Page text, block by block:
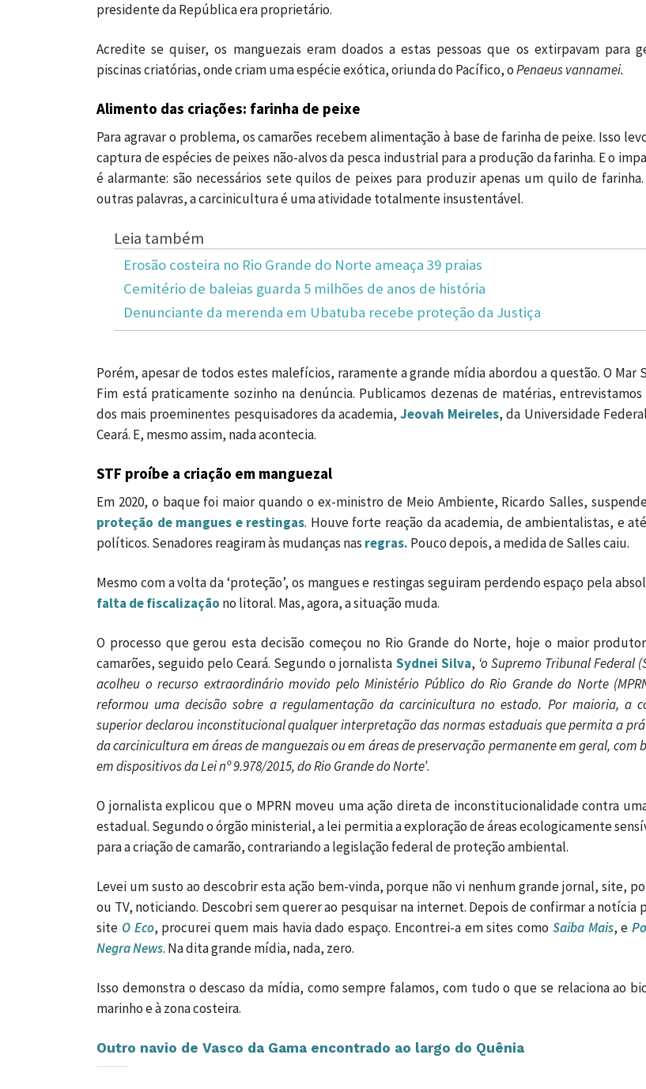
presidente da República era proprietário.
Acredite se quiser, os manguezais eram doados a estas pessoas que os extirpavam para
piscinas criatórias, onde criam uma espécie exótica, oriunda do Pacífico, oPenaeus vannamei.
Alimento das criações: farinha de peixe
Para agravar o problema, os camarões recebem alimentação à base de farinha de peixe. Isso
captura de espécies de peixes não-alvos da pesca industrial para a produção da farinha. E o
é alarmante: são necessários sete quilos de peixes para produzir apenas um quilo de farinha.
outras palavras, a carcinicultura é uma atividade totalmente insustentável.
Leia também
Erosão costeira no Rio Grande do Norte ameaça 39 praias
Cemitério de baleias guarda 5 milhões de anos de história
Denunciante da merenda em Ubatuba recebe proteção da Justiça
Porém, apesar de todos estes malefícios, raramente a grande mídia abordou a questão. O Mar
Fim está praticamente sozinho na denúncia. Publicamos dezenas de matérias,
dos mais proeminentes pesquisadores da academia,Jeovah Meireles, da Universidade
Ceará. E, mesmo assim, nada acontecia.
STF proíbe a criação em manguezal
Em 2020, o baque foi maior quando o ex-ministro de Meio Ambiente, Ricardo Salles,
proteção de mangues e restingas. Houve forte reação da academia, de ambientalistas, e
políticos. Senadores reagiram às mudanças nas regras. Pouco depois, a medida de Salles caiu.
Mesmo com a volta da ‘proteção’, os mangues e restingas seguiram perdendo espaço pela
falta de fiscalização no litoral. Mas, agora, a situação muda.
O processo que gerou esta decisão começou no Rio Grande do Norte, hoje o maior
camarões, seguido pelo Ceará. Segundo o jornalista Sydnei Silva, ‘o Supremo Tribunal Federal
acolheu o recurso extraordinário movido pelo Ministério Público do Rio Grande do Norte
reformou uma decisão sobre a regulamentação da carcinicultura no estado. Por maioria, a
superior declarou inconstitucional qualquer interpretação das normas estaduais que permita a
da carcinicultura em áreas de manguezais ou em áreas de preservação permanente em geral, com
em dispositivos da Lei nº 9.978/2015, do Rio Grande do Norte’.
O jornalista explicou que o MPRN moveu uma ação direta de inconstitucionalidade contra
estadual. Segundo o órgão ministerial, a lei permitia a exploração de áreas ecologicamente
para a criação de camarão, contrariando a legislação federal de proteção ambiental.
Levei um susto ao descobrir esta ação bem-vinda, porque não vi nenhum grande jornal, site,
ou TV, noticiando. Descobri sem querer ao pesquisar na internet. Depois de confirmar a notícia
site O Eco, procurei quem mais havia dado espaço. Encontrei-a em sites como Saiba Mais, e
Negra News. Na dita grande mídia, nada, zero.
Isso demonstra o descaso da mídia, como sempre falamos, com tudo o que se relaciona ao
marinho e à zona costeira.
Outro navio de Vasco da Gama encontrado ao largo do Quênia